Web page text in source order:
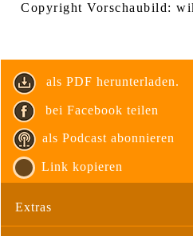
Copyright Vorschaubild:
als PDF herunterladen.
bei Facebook teilen
als Podcast abonnieren
Link kopieren
Extras